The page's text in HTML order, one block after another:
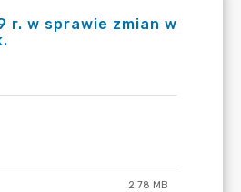
r. w sprawie zmian w
2.78 MB